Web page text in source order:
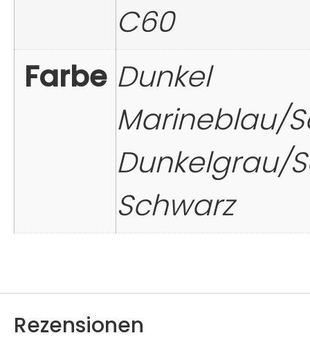
C60
Farbe Dunkel
Marineblau/
Dunkelgrau/
Schwarz
Rezensionen